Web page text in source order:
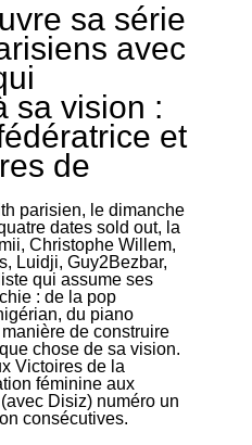
sa série
avec
sa vision :
et
de
parisien, le dimanche
dates sold out, la
Christophe Willem,
Luidji, Guy2Bezbar,
qui assume ses
: de la pop
du piano
de construire
chose de sa vision.
Victoires de la
féminine aux
Disiz) numéro un
consécutives.